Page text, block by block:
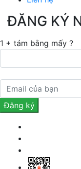
ĐĂNG KÝ
1 + tám bằng mấy ?